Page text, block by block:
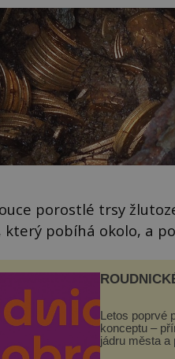
porostlé trsy
který pobíhá okolo, a
Letos poprvé
konceptu –
jádru města a